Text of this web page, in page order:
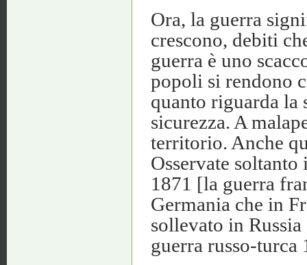
Ora, la guerra
crescono, debiti
guerra è uno
popoli si rendono
quanto riguarda la
sicurezza. A
territorio. Anche
Osservate
1871 [la guerra
Germania che in
sollevato in
guerra russo-turca